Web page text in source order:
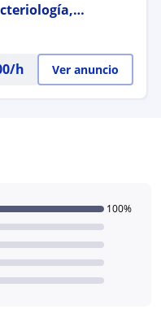
Maestría
/h Ver anuncio
100%